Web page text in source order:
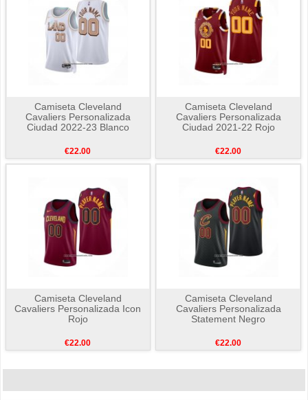
Camiseta Cleveland
Cavaliers Personalizada
Ciudad 2022-23 Blanco
€22.00
Camiseta Cleveland
Cavaliers Personalizada
Ciudad 2021-22 Rojo
€22.00
Camiseta Cleveland
Cavaliers Personalizada Icon
Rojo
€22.00
Camiseta Cleveland
Cavaliers Personalizada
Statement Negro
€22.00